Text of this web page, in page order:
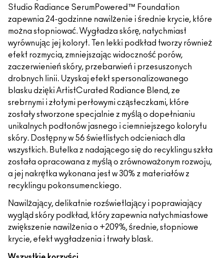
Studio Radiance SerumPowered™ Foundation
zapewnia 24-godzinne nawilżenie i średnie krycie, które
można stopniować. Wygładza skórę, natychmiast
wyrównując jej koloryt. Ten lekki podkład tworzy również
efekt rozmycia, zmniejszając widoczność porów,
zaczerwienień skóry, przebarwień i przesuszonych
drobnych linii. Uzyskaj efekt spersonalizowanego
blasku dzięki ArtistCurated Radiance Blend, ze
srebrnymi i złotymi perłowymi cząsteczkami, które
zostały stworzone specjalnie z myślą o dopełnianiu
unikalnych podtonów jasnego i ciemniejszego kolorytu
skóry. Dostępny w 56 świetlistych odcieniach dla
wszystkich. Butelka z nadającego się do recyklingu szkła
została opracowana z myślą o zrównoważonym rozwoju,
a jej nakrętka wykonana jest w 30% z materiałów z
recyklingu pokonsumenckiego.
Nawilżający, delikatnie rozświetlający i poprawiający
wygląd skóry podkład, który zapewnia natychmiastowe
zwiększenie nawilżenia o +209%, średnie, stopniowe
krycie, efekt wygładzenia i trwały blask.